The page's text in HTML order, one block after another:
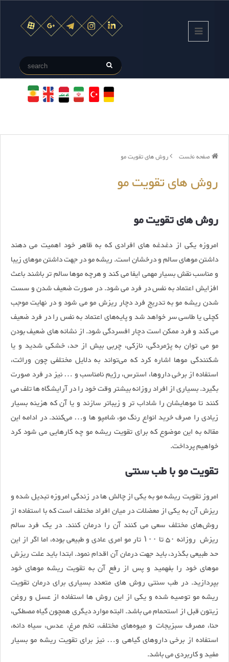
صفحه نخست روش های تقویت مو
روش های تقویت مو
روش های تقویت مو
امروزه یکی از دغدغه‌ های افرادی که به ظاهر خود اهمیت می دهند
داشتن موهای سالم و درخشان است. ریشه مو در جهت داشتن موهای زیبا
و مناسب نقش بسیار مهمی ایفا می کند و هرچه موها سالم تر باشند باعث
افزایش اعتماد به نفس در فرد می شود. در صورت ضعیف شدن و سست
شدن ریشه مو به تدریج فرد دچار ریزش مو می شود و در نهایت موجب
کچلی یا طاسی سر خواهد شد و پایه‌های اعتماد به نفس را در فرد ضعیف
می کند و فرد ممکن است دچار افسردگی شود. از نشانه های ضعیف بودن
مو می توان به پژمردگی، نازکی، چربی بیش از حد، خشکی شدید و یا
شکنندگی موها اشاره کرد که می‌تواند به دلایل مختلفی چون وراثت،
استفاده از برخی داروها، استرس، رژیم نامناسب و … نیز در فرد صورت
بگیرد. بسیاری از افراد روزانه بیشتر وقت خود را در آرایشگاه ها تلف می
کنند تا موهایشان را شاداب تر و زیباتر سازند و یا آن که هزینه بسیار
زیادی را صرف خرید انواع رنگ مو، شامپو ها و… می‌کنند. در ادامه این
مقاله به این موضوع که برای تقویت ریشه مو چه کارهایی می شود کرد
خواهیم پرداخت.
تقویت مو با طب سنتی
امروز تقویت ریشه مو به یکی از چالش ها در زندگی امروزه تبدیل شده و
ریزش آن به یکی از معضلات در میان افراد مختلف است که با استفاده از
روش‌های مختلف سعی می کنند آن را درمان کنند. در یک فرد سالم
ریزش روزانه ۵۰ تا ۱۰۰ تار مو امری عادی و طبیعی بوده، اما اگر از این
حد طبیعی بگذرد، باید جهت درمان آن اقدام نمود. ابتدا باید علت ریزش
موهای خود را بفهمید و پس از رفع آن به تقویت ریشه موهای خود
بپردازید. در طب سنتی روش های متعدد بسیاری برای درمان تقویت
ریشه مو توصیه شده و یکی از این روش ها استفاده از عسل و روغن
زیتون قبل از استحمام می باشد. البته موارد دیگری همچون گیاه مصطکی،
حنا، مصرف سبزیجات و میوه‌های مختلف، تخم مرغ، عدس، سیاه دانه،
استفاده از برخی داروهای گیاهی و… نیز برای تقویت ریشه مو بسیار
مفید و کاربردی می باشد.